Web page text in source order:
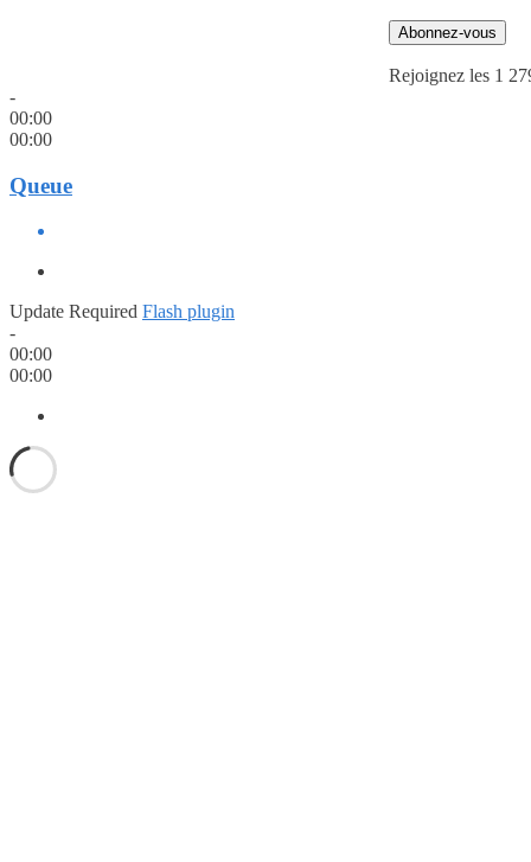
Abonnez-vous
Rejoignez les 1
-
00:00
00:00
Queue
Update Required Flash plugin
-
00:00
00:00